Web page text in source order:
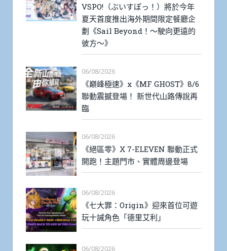
VSPO!（ぶいすぽっ！）將於今年
夏天首度推出海外期間限定餐廳企
劃《Sail Beyond！～駛向更遠的
彼方～》
06/08/2026
《巔峰極速》x《MF GHOST》8/6
聯動震撼登場！ 新世代山路傳說再
臨
06/08/2026
《絕區零》X 7-ELEVEN 聯動正式
開跑！主題門市、實體周邊登場
06/08/2026
《七大罪：Origin》迎來首位可遊
玩十誡角色「德里艾利」
06/08/2026